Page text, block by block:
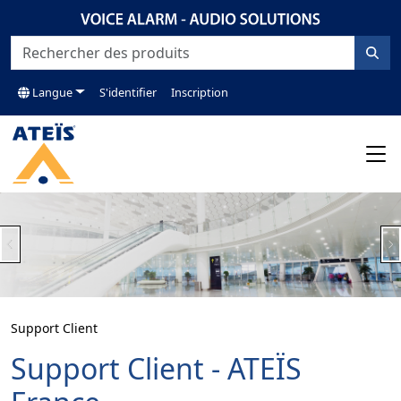
Langue S'identifier Inscription
Previous
Support Client
Support Client - ATEÏS